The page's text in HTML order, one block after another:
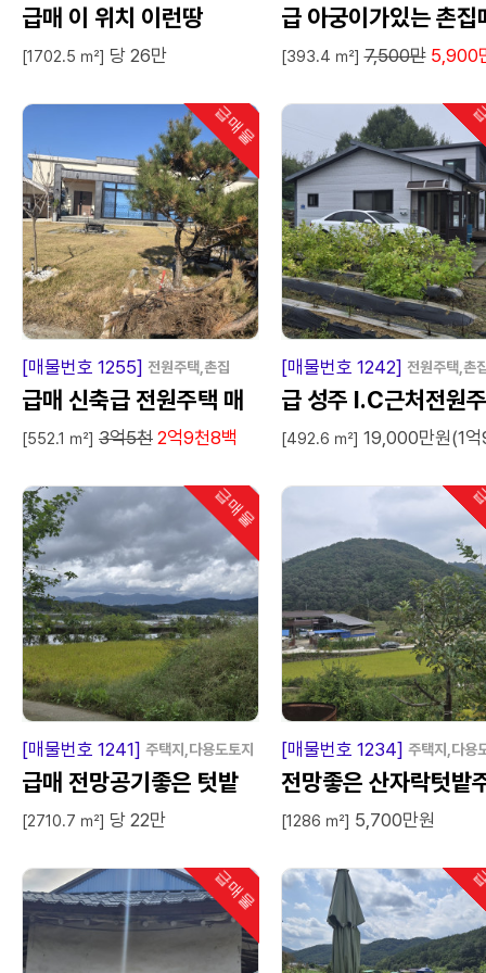
급매 이 위치 이런땅
[1702.5 ㎡] 당 26만
급 아궁이가있는 촌집매
매
[393.4 ㎡] 7,500만 5,900
급매물
인기
급 매 물
[매물번호 1255] 전원주택,촌집
급매 신축급 전원주택 매
매
[552.1 ㎡] 3억5천 2억9천8백
급 매
[매물번호 1242] 전원주택,촌
급 성주 I.C근처전원
매매임대
[492.6 ㎡] 19,000만원(1
급매물
인기
급 매 물
[매물번호 1241] 주택지,다용도토지
급매 전망공기좋은 텃밭
주택지
[2710.7 ㎡] 당 22만
급 매
[매물번호 1234] 주택지,다용
전망좋은 산자락텃밭
지
[1286 ㎡] 5,700만원
급매물
인기